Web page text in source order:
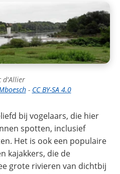
d'Allier
- CC BY-SA 4.0
bij vogelaars, die hier
spotten, inclusief
Het is ook een populaire
kajakkers, die de
grote rivieren van dichtbij